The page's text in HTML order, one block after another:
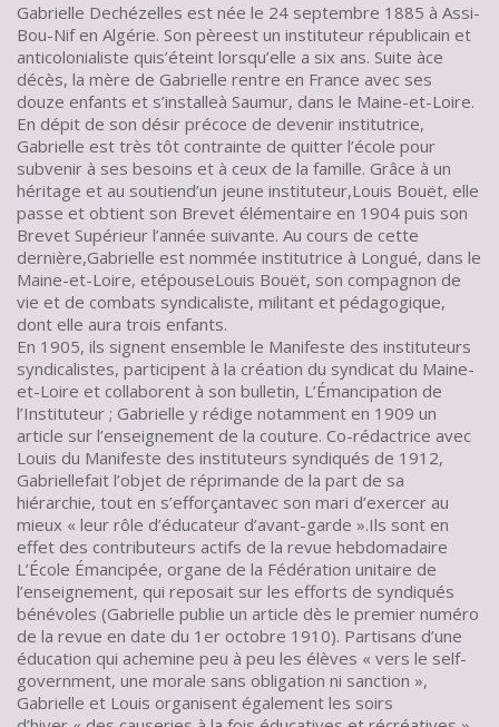
"Premier congrès des imprimeurs"
organisé par Célestin Freinet (17) en marge du congrès de
la Fédération unitaire de l’enseignement à Tours en 1927.Ce
congrès des imprimeurs réunissait notamment Elise Freinet
(2), Gabrielle Bouët (5) Jean et Josette Cornec (9 et
10).Source : Archives des Amis de Freinet in Josette
Ueberschlag, Le groupe d’Éducation nouvelle d’Eure-et-Loir
et l’essor du mouvement Freinet, Caen, Presses
universitaires de Caen, 2015,p. 268.
Gabrielle Dechézelles est née le 24 septembre 1885 à Assi-
Bou-Nif en Algérie. Son pèreest un instituteur républicain et
anticolonialiste quis’éteint lorsqu’elle a six ans. Suite àce
décès, la mère de Gabrielle rentre en France avec ses
douze enfants et s’installeà Saumur, dans le Maine-et-Loire.
En dépit de son désir précoce de devenir institutrice,
Gabrielle est très tôt contrainte de quitter l’école pour
subvenir à ses besoins et à ceux de la famille. Grâce à un
héritage et au soutiend’un jeune instituteur,Louis Bouët, elle
passe et obtient son Brevet élémentaire en 1904 puis son
Brevet Supérieur l’année suivante. Au cours de cette
dernière,Gabrielle est nommée institutrice à Longué, dans le
Maine-et-Loire, etépouseLouis Bouët, son compagnon de
vie et de combats syndicaliste, militant et pédagogique,
dont elle aura trois enfants.
En 1905, ils signent ensemble le Manifeste des instituteurs
syndicalistes, participent à la création du syndicat du Maine-
et-Loire et collaborent à son bulletin, L’Émancipation de
l’Instituteur ; Gabrielle y rédige notamment en 1909 un
article sur l’enseignement de la couture. Co-rédactrice avec
Louis du Manifeste des instituteurs syndiqués de 1912,
Gabriellefait l’objet de réprimande de la part de sa
hiérarchie, tout en s’efforçantavec son mari d’exercer au
mieux « leur rôle d’éducateur d’avant-garde ».Ils sont en
effet des contributeurs actifs de la revue hebdomadaire
L’École Émancipée, organe de la Fédération unitaire de
l’enseignement, qui reposait sur les efforts de syndiqués
bénévoles (Gabrielle publie un article dès le premier numéro
de la revue en date du 1er octobre 1910). Partisans d’une
éducation qui achemine peu à peu les élèves « vers le self-
government, une morale sans obligation ni sanction »,
Gabrielle et Louis organisent également les soirs